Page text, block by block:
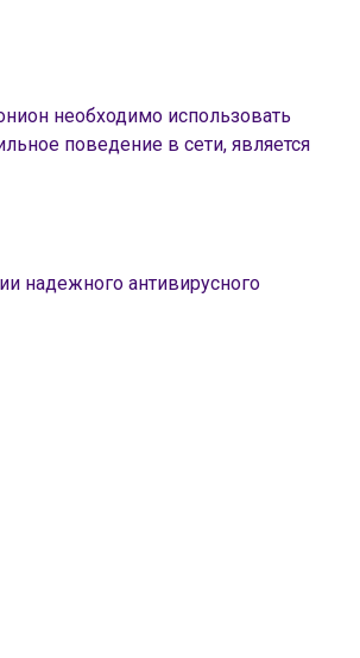
необходимо использовать
поведение в сети, является
надежного антивирусного